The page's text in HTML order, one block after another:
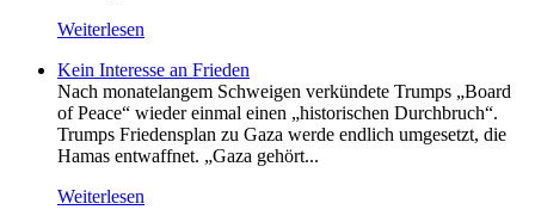
Weiterlesen
Kein Inte­resse an Frieden
Nach monatelangem Schweigen verkündete Trumps „Board
of Peace“ wieder einmal einen „historischen Durchbruch“.
Trumps Friedensplan zu Gaza werde endlich umgesetzt, die
Hamas entwaffnet. „Gaza gehört...
Weiterlesen